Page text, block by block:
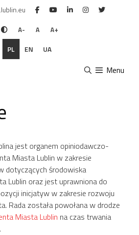
A- A A+
PL EN UA
Menu
jest organem opiniodawczo-
Miasta Lublin w zakresie
dotyczących środowiska
Lublin oraz jest uprawniona do
inicjatyw w zakresie rozwoju
Rada została powołana w drodze
Miasta Lublin na czas trwania